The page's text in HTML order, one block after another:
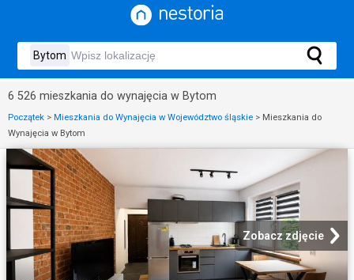
6 526 mieszkania do wynajęcia w Bytom
Początek > Mieszkania do Wynajęcia w Województwo śląskie > Mieszkania do
Wynajęcia w Bytom
Zobacz zdjęcie